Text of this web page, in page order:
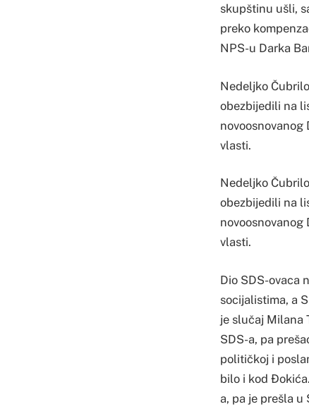
skupštinu ušli,
preko
NPS-u Darka
Nedeljko
obezbijedili na
novoosnovanog
vlasti.
Nedeljko
obezbijedili na
novoosnovanog
vlasti.
Dio SDS-ovaca
socijalistima, a
je slučaj Milana
SDS-a, pa
političkoj i
bilo i kod
a, pa je prešla u